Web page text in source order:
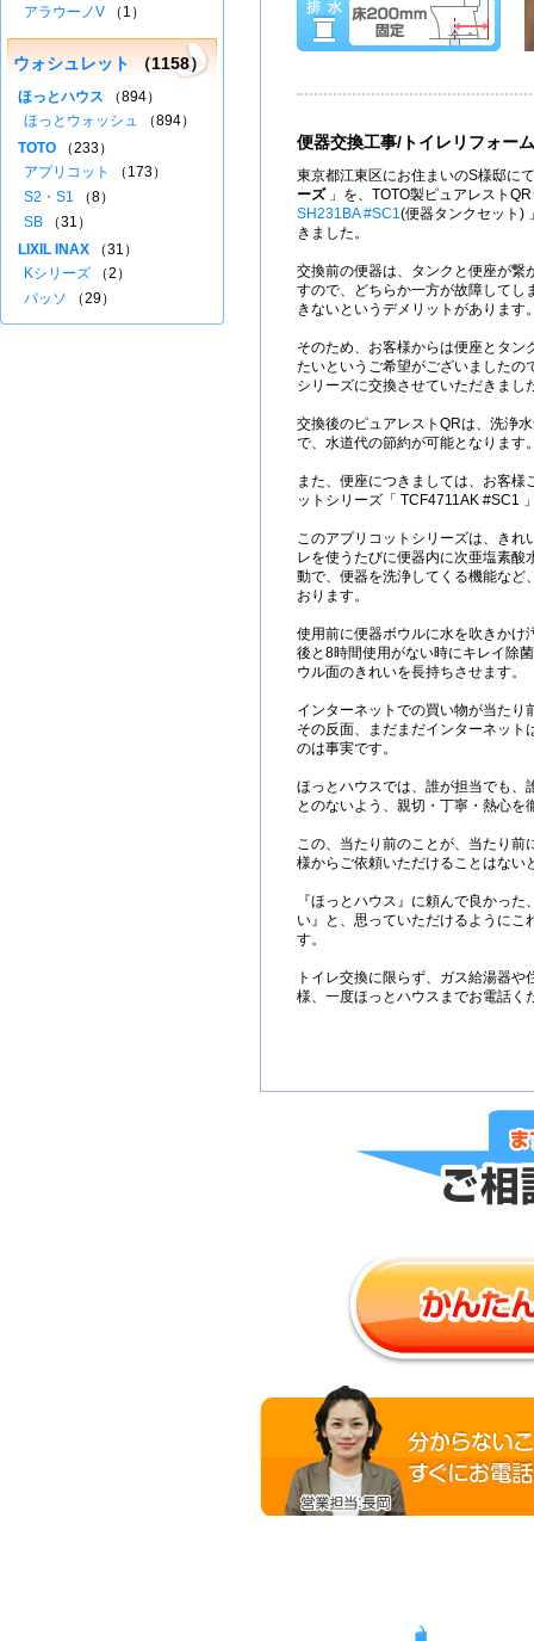
便器交換工事/トイレリフォーム
東京都江東区にお住まいのS様邸に
ーズ」を、TOTO製ピュアレスト
SH231BA #SC1(便器タンクセット)
きました。
交換前の便器は、タンクと便座が繋
すので、どちらか一方が故障してし
きないというデメリットがあります
そのため、お客様からは便座とタン
たいというご希望がございましたの
シリーズに交換させていただきまし
交換後のピュアレストQRは、洗浄
で、水道代の節約が可能となります
また、便座につきましては、お客様
ットシリーズ「 TCF4711AK #SC1
このアプリコットシリーズは、きれ
レを使うたびに便器内に次亜塩素酸
動で、便器を洗浄してくる機能など
おります。
使用前に便器ボウルに水を吹きかけ
後と8時間使用がない時にキレイ除
ウル面のきれいを長持ちさせます。
インターネットでの買い物が当たり
その反面、まだまだインターネット
のは事実です。
ほっとハウスでは、誰が担当でも、
とのないよう、親切・丁寧・熱心を
この、当たり前のことが、当たり前
様からご依頼いただけることはない
『ほっとハウス』に頼んで良かっ
い』と、思っていただけるようにこ
す。
トイレ交換に限らず、ガス給湯器や
様、一度ほっとハウスまでお電話く
アラウーノV （1）
ウォシュレット （1158）
ほっとハウス （894）
ほっとウォッシュ （894）
TOTO （233）
アプリコット
（173）
S2・S1 （8）
SB （31）
LIXIL INAX （31）
Kシリーズ （2）
パッソ （29）